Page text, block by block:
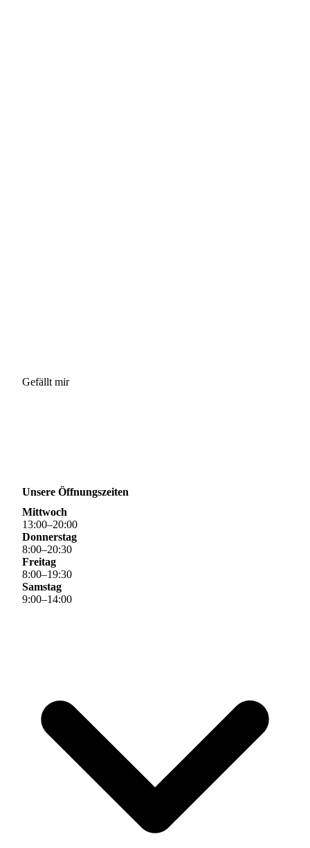
Gefällt mir
Unsere Öffnungszeiten
Mittwoch
13:00–20:00
Donnerstag
8:00–20:30
Freitag
8:00–19:30
Samstag
9:00–14:00